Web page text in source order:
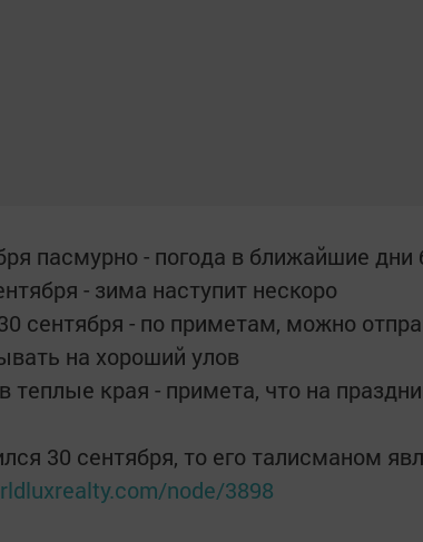
пасмурно - погода в ближайшие дни
- зима наступит нескоро
сентября - по приметам, можно
на хороший улов
теплые края - примета, что на
30 сентября, то его талисманом
node/3898